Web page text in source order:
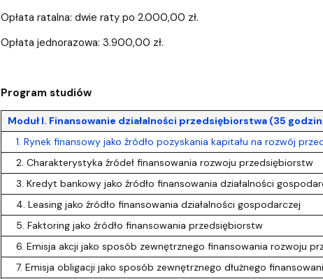
Opłata ratalna: dwie raty po 2.000,00 zł.
Opłata jednorazowa: 3.900,00 zł.
Program studiów
Moduł I. Finansowanie działalności przedsiębiorstwa (35
1. Rynek finansowy jako źródło pozyskania kapitału na rozwój
2. Charakterystyka źródeł finansowania rozwoju przedsiębiorstw
3. Kredyt bankowy jako źródło finansowania działalności
4. Leasing jako źródło finansowania działalności gospodarczej
5. Faktoring jako źródło finansowania przedsiębiorstw
6. Emisja akcji jako sposób zewnętrznego finansowania rozwoju
7. Emisja obligacji jako sposób zewnętrznego dłużnego